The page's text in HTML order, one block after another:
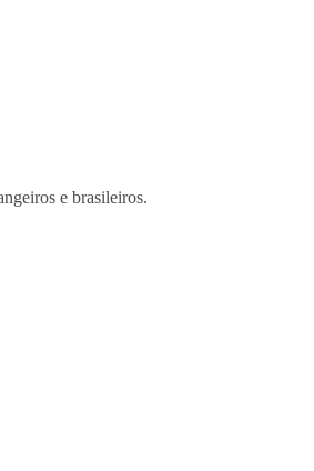
e brasileiros.